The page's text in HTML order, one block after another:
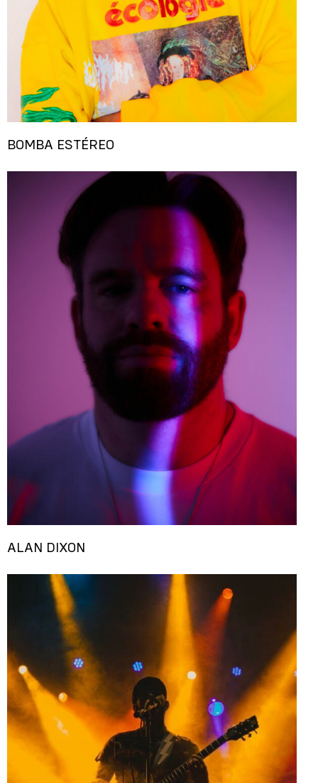
BOMBA ESTÉREO
ALAN DIXON